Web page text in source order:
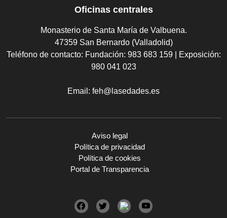
Oficinas centrales
Monasterio de Santa María de Valbuena.
47359 San Bernardo (Valladolid)
Teléfono de contacto: Fundación: 983 683 159 | Exposición:
980 041 023
Email: feh@lasedades.es
Aviso legal
Política de privacidad
Política de cookies
Portal de Transparencia